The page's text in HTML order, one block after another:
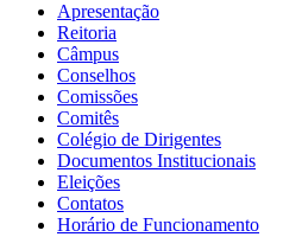
Apresentação
Reitoria
Câmpus
Conselhos
Comissões
Comitês
Colégio de Dirigentes
Documentos Institucionais
Eleições
Contatos
Horário de Funcionamento